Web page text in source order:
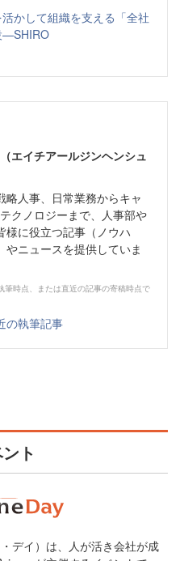
かして組織を支える「全社
—SHIRO
エイチアールジンヘンシュ
略人事、日常業務からキャ
クノロジーまで、人事部や
様に役立つ記事（ノウハ
やニュースを提供していま
筆時点、または直近の記事の寄稿時点で
の執筆記事
ト
デイ）は、人が活き会社が成